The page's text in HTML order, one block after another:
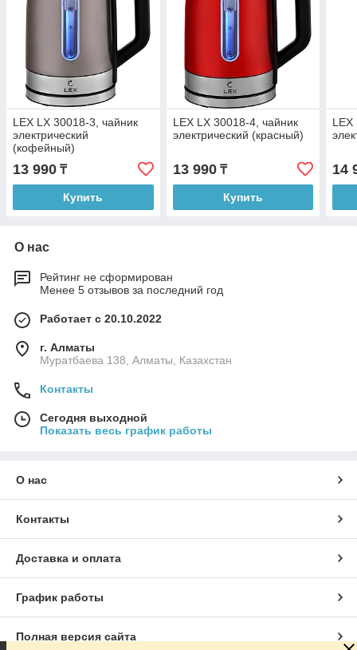
LEX LX 30018-3, чайник
электрический
(кофейный)
13 990 ₸
Купить
LEX LX 30018-4, чайник
электрический (красный)
13 990₸
Купить
LEX
14
О нас
Рейтинг не сформирован
Менее 5 отзывов за последний год
Работает с 20.10.2022
г. Алматы
Муратбаева 138, Алматы, Казахстан
Контакты
Сегодня выходной
Показать весь график работы
О нас
Контакты
Доставка и оплата
График работы
Полная версия сайта